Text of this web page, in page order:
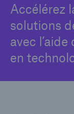
Accélérez
solutions
avec
en
Partenariats
Sélection